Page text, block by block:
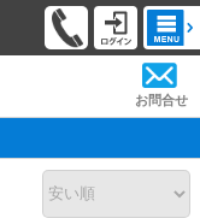
お問合せ